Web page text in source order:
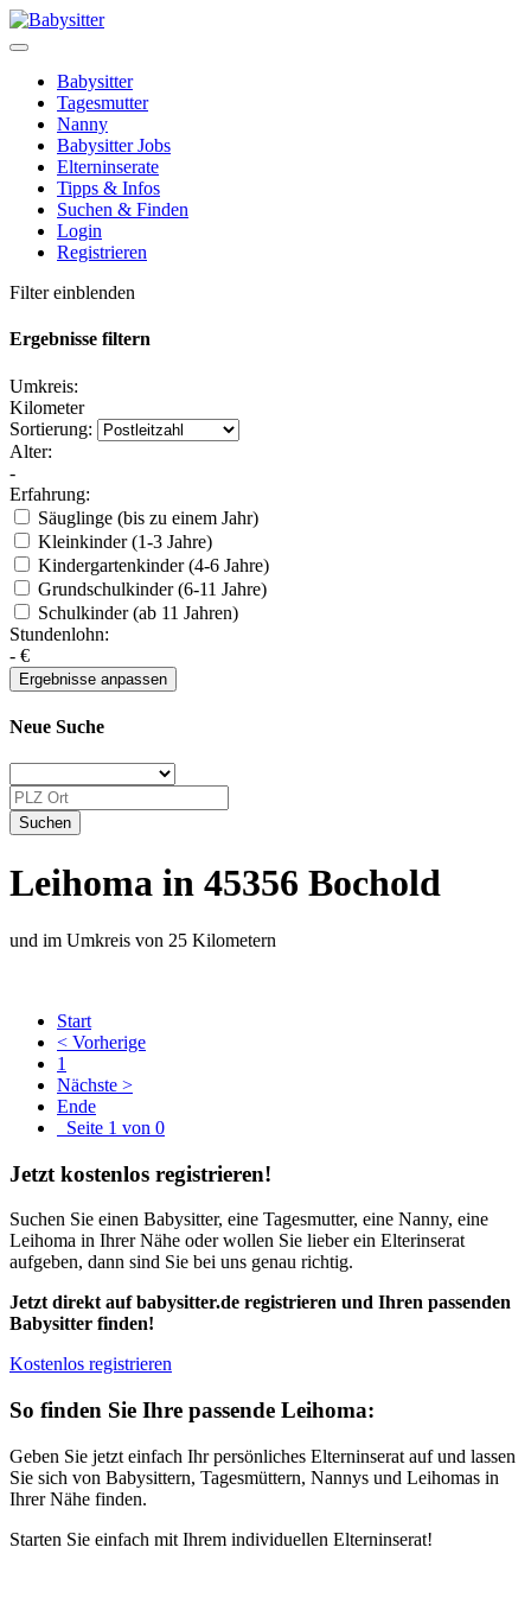
Babysitter
Tagesmutter
Nanny
Babysitter Jobs
Elterninserate
Tipps & Infos
Suchen & Finden
Login
Registrieren
Filter einblenden
Ergebnisse filtern
Umkreis:
Kilometer
Sortierung:
Alter:
-
Erfahrung:
Säuglinge (bis zu einem Jahr)
Kleinkinder (1-3 Jahre)
Kindergartenkinder (4-6 Jahre)
Grundschulkinder (6-11 Jahre)
Schulkinder (ab 11 Jahren)
Stundenlohn:
- €
Neue Suche
Leihoma in 45356 Bochold
und im Umkreis von 25 Kilometern
Start
< Vorherige
1
Nächste >
Ende
Seite 1 von 0
Jetzt kostenlos registrieren!
Suchen Sie einen Babysitter, eine Tagesmutter, eine Nanny, eine
Leihoma in Ihrer Nähe oder wollen Sie lieber ein Elterinserat
aufgeben, dann sind Sie bei uns genau richtig.
Jetzt direkt auf babysitter.de registrieren und Ihren passenden
Babysitter finden!
Kostenlos registrieren
So finden Sie Ihre passende Leihoma:
Geben Sie jetzt einfach Ihr persönliches Elterninserat auf und lassen
Sie sich von Babysittern, Tagesmüttern, Nannys und Leihomas in
Ihrer Nähe finden.
Starten Sie einfach mit Ihrem individuellen Elterninserat!